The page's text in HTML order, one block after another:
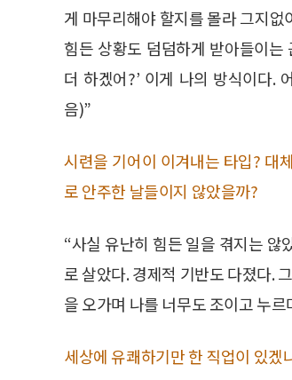
게 마무리해야 할지를 몰라 그지
힘든 상황도 덤덤하게 받아들이는
더 하겠어?’ 이게 나의 방식이다.
음)”
시련을 기어이 이겨내는 타입? 대
로 안주한 날들이지 않았을까?
“사실 유난히 힘든 일을 겪지는 않
로 살았다. 경제적 기반도 다졌다.
을 오가며 나를 너무도 조이고 누
세상에 유쾌하기만 한 직업이 있